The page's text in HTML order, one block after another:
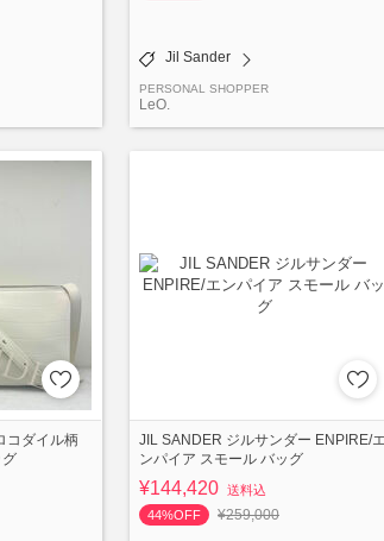
Jil Sander
PERSONAL SHOPPER
LeO.
コダイル柄
グ
JIL SANDER ジルサンダー ENPIRE/
ンパイア スモール バッグ
¥144,420 送料込
44%OFF
¥259,000